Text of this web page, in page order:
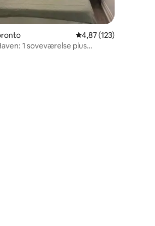
bedømmelse, 28 omtaler
4,87 ud af 5 i
4,87 (123)
1 soveværelse plus